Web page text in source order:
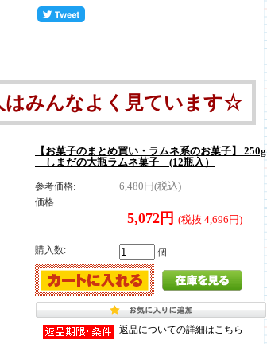
はみんなよく見ています☆
【お菓子のまとめ買い・ラムネ系のお菓子】 250g
しまだの大瓶ラムネ菓子 (12瓶入）
参考価格: 6,480円(税込)
価格:
5,072円 (税抜 4,696円)
購入数: 個
返品についての詳細はこちら